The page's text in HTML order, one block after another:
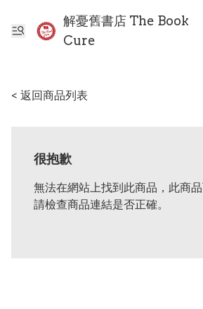
解憂舊書店 The Book
Cure
< 返回商品列表
很抱歉
無法在網站上找到此商品，此商品
請檢查商品連結是否正確。